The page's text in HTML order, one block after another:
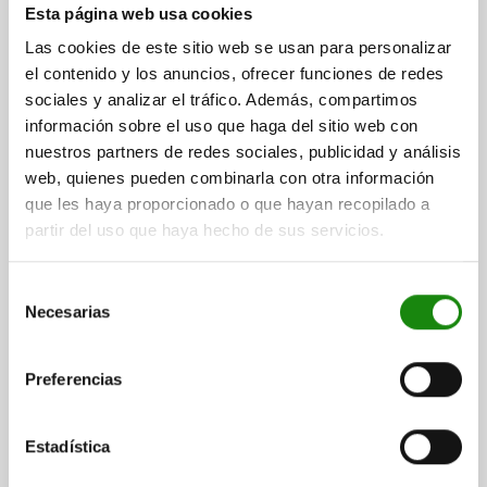
Esta página web usa cookies
Las cookies de este sitio web se usan para personalizar
el contenido y los anuncios, ofrecer funciones de redes
sociales y analizar el tráfico. Además, compartimos
información sobre el uso que haga del sitio web con
nuestros partners de redes sociales, publicidad y análisis
web, quienes pueden combinarla con otra información
que les haya proporcionado o que hayan recopilado a
partir del uso que haya hecho de sus servicios.
Necesarias
Preferencias
Estadística
DIÁMETRO EXTERIOR=M16 A=16 C=17 D=25 E=48
F=2,5
G=28 H=9,5 J=13 K=5
Referencia:04400-1516017
$920.46
más IVA.
más gastos de envío
DETALLES
TEMPLE+REVENI.